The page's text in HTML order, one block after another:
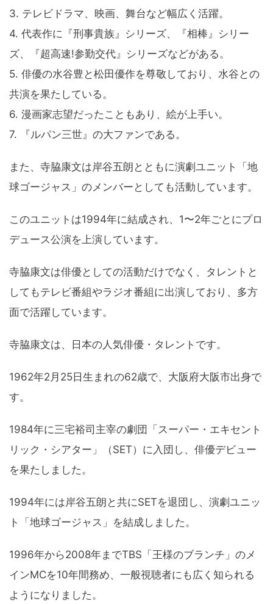
3. テレビドラマ、映画、舞台など幅広く活躍。
4. 代表作に『刑事貴族』シリーズ、『相棒』シリー
ズ、『超高速!参勤交代』シリーズなどがある。
5. 俳優の水谷豊と松田優作を尊敬しており、水谷との
共演を果たしている。
6. 漫画家志望だったこともあり、絵が上手い。
7. 『ルパン三世』の大ファンである。
また、寺脇康文は岸谷五朗とともに演劇ユニット「地
球ゴージャス」のメンバーとしても活動しています。
このユニットは1994年に結成され、1〜2年ごとにプロ
デュース公演を上演しています。
寺脇康文は俳優としての活動だけでなく、タレントと
してもテレビ番組やラジオ番組に出演しており、多方
面で活躍しています。
寺脇康文は、日本の人気俳優・タレントです。
1962年2月25日生まれの62歳で、大阪府大阪市出身で
す。
1984年に三宅裕司主宰の劇団「スーパー・エキセント
リック・シアター」（SET）に入団し、俳優デビュー
を果たしました。
1994年には岸谷五朗と共にSETを退団し、演劇ユニッ
ト「地球ゴージャス」を結成しました。
1996年から2008年までTBS「王様のブランチ」のメ
インMCを10年間務め、一般視聴者にも広く知られる
ようになりました。